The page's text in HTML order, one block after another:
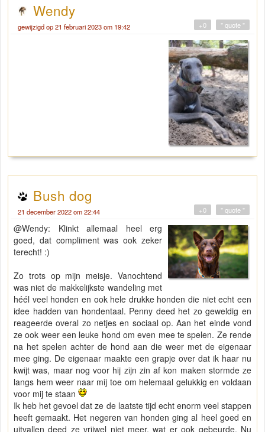
Wendy
gewijzigd op 21 februari 2023 om 19:42 " quote "
+0
Bush dog
21 december 2022 om 22:44 " quote "
+0
@Wendy: Klinkt allemaal heel erg
goed, dat compliment was ook zeker
terecht! :)
Zo trots op mijn meisje. Vanochtend
was niet de makkelijkste wandeling met
héél veel honden en ook hele drukke honden die niet echt een
idee hadden van hondentaal. Penny deed het zo geweldig en
reageerde overal zo netjes en sociaal op. Aan het einde vond
ze ook weer een leuke hond om even mee te spelen. Ze rende
na het spelen achter de hond aan die weer met de eigenaar
mee ging. De eigenaar maakte een grapje over dat ik haar nu
kwijt was, maar nog voor hij zijn zin af kon maken stormde ze
langs hem weer naar mij toe om helemaal gelukkig en voldaan
voor mij te staan
Ik heb het gevoel dat ze de laatste tijd echt enorm veel stappen
heeft gemaakt. Het negeren van honden ging al heel goed en
uitvallen deed ze vrijwel niet meer, wat er ook gebeurde. Nu